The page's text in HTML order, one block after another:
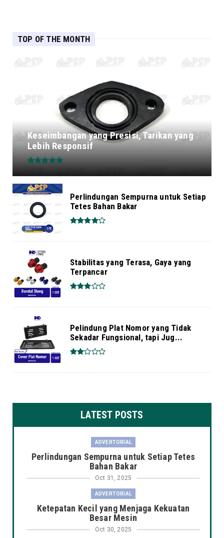
TOP OF THE MONTH
Keseimbangan yang Presisi, Tarikan yang
Lebih Responsif
Perlindungan Sempurna untuk Setiap
Tetes Bahan Bakar
Stabilitas yang Terasa, Gaya yang
Terpancar
Pelindung Plat Nomor yang Tidak
Sekadar Fungsional, tapi Jug...
LATEST POSTS
ADVERTORIAL
Perlindungan Sempurna untuk Setiap Tetes
Bahan Bakar
Oct 31, 2025
ADVERTORIAL
Ketepatan Kecil yang Menjaga Kekuatan
Besar Mesin
Oct 30, 2025